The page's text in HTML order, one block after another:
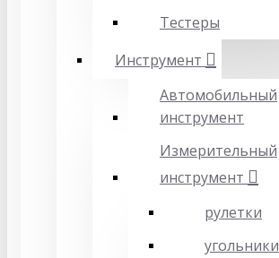
Тестеры
Инструмент
Автомобильный
инструмент
Измерительный
инструмент
рулетки
угольники